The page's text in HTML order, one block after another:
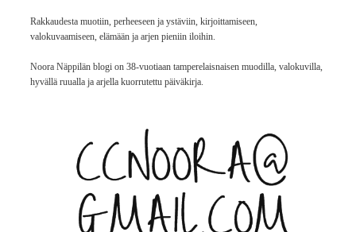
Rakkaudesta muotiin, perheeseen ja ystäviin, kirjoittamiseen,
valokuvaamiseen, elämään ja arjen pieniin iloihin.
Noora Näppilän blogi on 38-vuotiaan tamperelaisnaisen muodilla, valokuvilla,
hyvällä ruualla ja arjella kuorrutettu päiväkirja.